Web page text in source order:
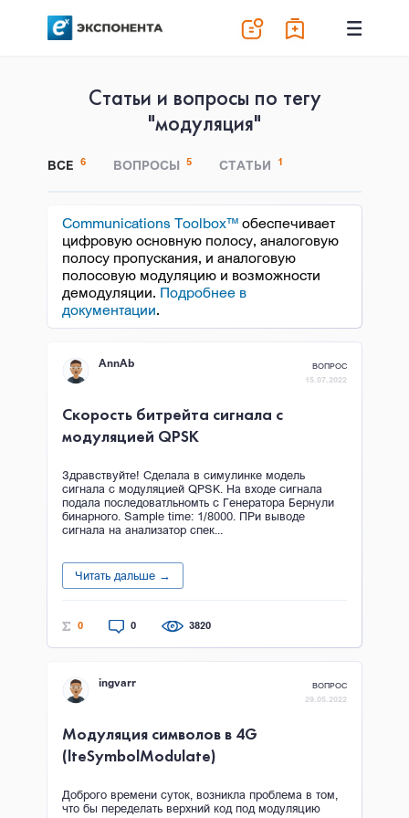
Статьи и вопросы по тегу
"модуляция"
ВСЕ 6 ВОПРОСЫ 5 СТАТЬИ 1
Communications Toolbox™ обеспечивает
цифровую основную полосу, аналоговую
полосу пропускания, и аналоговую
полосовую модуляцию и возможности
демодуляции. Подробнее в
документации.
ВОПРОС
15.07.2022
AnnAb
Скорость битрейта сигнала с
модуляцией QPSK
Здравствуйте! Сделала в симулинке модель
сигнала с модуляцией QPSK. На входе сигнала
подала последоватльномть с Генератора Бернули
бинарного. Sample time: 1/8000. ПРи выводе
сигнала на анализатор спек...
Читать дальше →
0 0 3820
ВОПРОС
29.05.2022
ingvarr
Модуляция символов в 4G
(lteSymbolModulate)
Доброго времени суток, возникла проблема в том,
что бы переделать верхний код под модуляцию